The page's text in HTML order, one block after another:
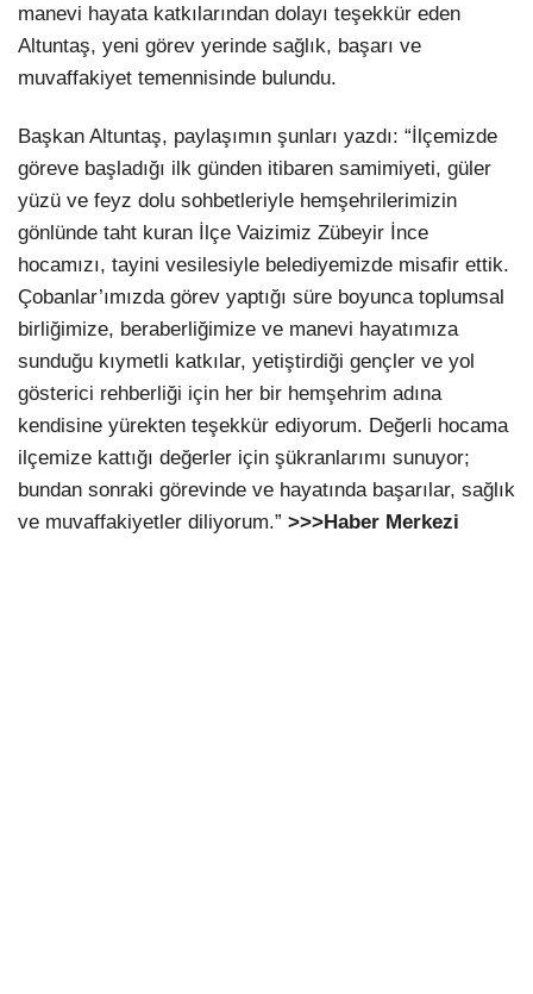
manevi hayata katkılarından dolayı teşekkür eden
Altuntaş, yeni görev yerinde sağlık, başarı ve
muvaffakiyet temennisinde bulundu.
Başkan Altuntaş, paylaşımın şunları yazdı: “İlçemizde
göreve başladığı ilk günden itibaren samimiyeti, güler
yüzü ve feyz dolu sohbetleriyle hemşehrilerimizin
gönlünde taht kuran İlçe Vaizimiz Zübeyir İnce
hocamızı, tayini vesilesiyle belediyemizde misafir ettik.
Çobanlar’ımızda görev yaptığı süre boyunca toplumsal
birliğimize, beraberliğimize ve manevi hayatımıza
sunduğu kıymetli katkılar, yetiştirdiği gençler ve yol
gösterici rehberliği için her bir hemşehrim adına
kendisine yürekten teşekkür ediyorum. Değerli hocama
ilçemize kattığı değerler için şükranlarımı sunuyor;
bundan sonraki görevinde ve hayatında başarılar, sağlık
ve muvaffakiyetler diliyorum.” >>>Haber Merkezi